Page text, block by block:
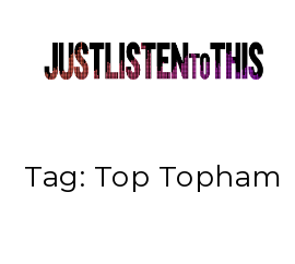
Tag: Top Topham